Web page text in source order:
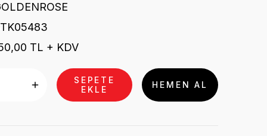
TL + KDV
SEPETE
EKLE
HEMEN AL